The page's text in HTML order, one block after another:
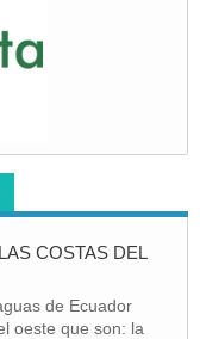
COSTAS DEL
de Ecuador
oeste que son: la